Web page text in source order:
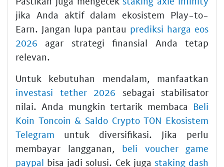
jika Anda aktif dalam ekosistem Play-to-
Earn. Jangan lupa pantau prediksi harga eos
2026 agar strategi finansial Anda tetap
relevan.
Untuk kebutuhan mendalam, manfaatkan
investasi tether 2026 sebagai stabilisator
nilai. Anda mungkin tertarik membaca Beli
Koin Toncoin & Saldo Crypto TON Ekosistem
Telegram untuk diversifikasi. Jika perlu
membayar langganan, beli voucher game
paypal bisa jadi solusi. Cek juga staking dash